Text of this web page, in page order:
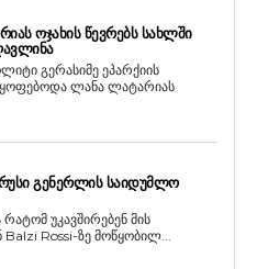
ᲝᲯᲐᲮᲘᲡ ᲬᲔᲕᲠᲔᲑᲡ ᲡᲐᲮᲚᲨᲘ
გერასიმე ეპარქიის
ლანა ლატარიას
ᲒᲔᲜᲔᲠᲚᲘᲡ ᲡᲐᲘᲓᲣᲛᲚᲝ
უკავშირებენ მის
Rossi-ზე მოწყობილ...